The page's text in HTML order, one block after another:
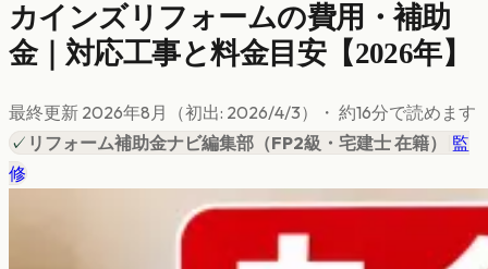
カインズリフォームの費用・補助
金｜対応工事と料金目安【2026年】
最終更新 2026年8月 （初出: 2026/4/3） ・ 約16分で読めます
✓ リフォーム補助金ナビ編集部 （FP2級・宅建士 在籍）
監
修